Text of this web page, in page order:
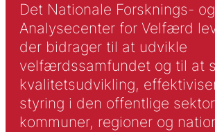
Det Nationale Forsknings- og
Analysecenter for Velfærd
der bidrager til at udvikle
velfærdssamfundet og til at
kvalitetsudvikling,
styring i den offentlige
kommuner, regioner og